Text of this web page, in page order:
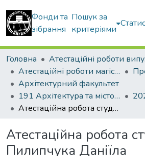
Фонди та
зібрання
Пошук за
критеріями
Головна
Атестаційні роботи магістрів
Архітектурний факультет
191 Архітектура та містобудування. Містобудування. Архітектурно-містобудівне проектування
Атестаційна робота студента Пилипчука Даніїла Володимировича
Атестаційна робота
Пилипчука Даніїла